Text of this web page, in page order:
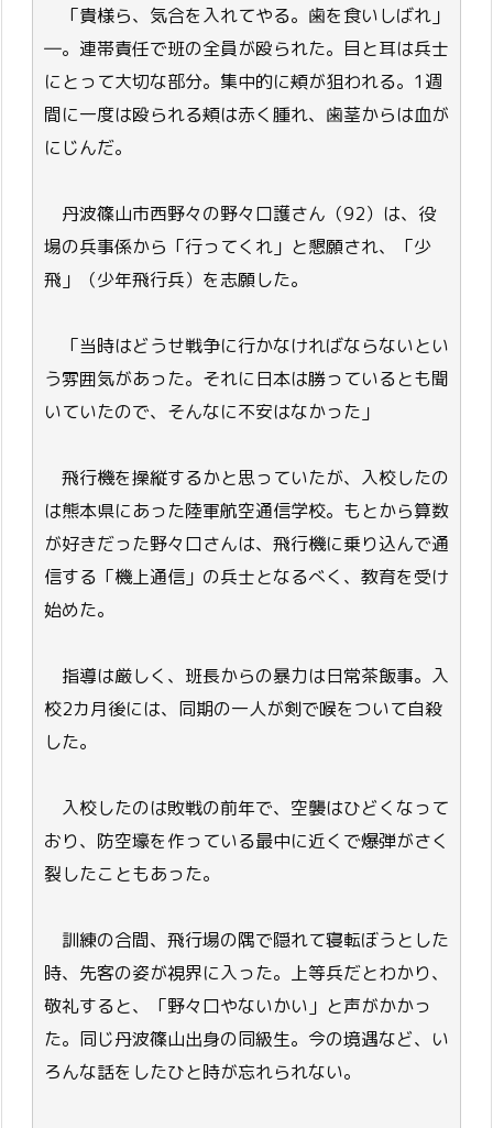
「貴様ら、気合を入れてやる。歯を食いしばれ」
―。連帯責任で班の全員が殴られた。目と耳は兵士
にとって大切な部分。集中的に頬が狙われる。1週
間に一度は殴られる頬は赤く腫れ、歯茎からは血が
にじんだ。
丹波篠山市西野々の野々口護さん（92）は、役
場の兵事係から「行ってくれ」と懇願され、「少
飛」（少年飛行兵）を志願した。
「当時はどうせ戦争に行かなければならないとい
う雰囲気があった。それに日本は勝っているとも聞
いていたので、そんなに不安はなかった」
飛行機を操縦するかと思っていたが、入校したの
は熊本県にあった陸軍航空通信学校。もとから算数
が好きだった野々口さんは、飛行機に乗り込んで通
信する「機上通信」の兵士となるべく、教育を受け
始めた。
指導は厳しく、班長からの暴力は日常茶飯事。入
校2カ月後には、同期の一人が剣で喉をついて自殺
した。
入校したのは敗戦の前年で、空襲はひどくなって
おり、防空壕を作っている最中に近くで爆弾がさく
裂したこともあった。
訓練の合間、飛行場の隅で隠れて寝転ぼうとした
時、先客の姿が視界に入った。上等兵だとわかり、
敬礼すると、「野々口やないかい」と声がかかっ
た。同じ丹波篠山出身の同級生。今の境遇など、い
ろんな話をしたひと時が忘れられない。